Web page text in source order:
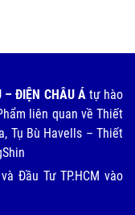
– ĐIỆN CHÂU Átự hào
liên quan về Thiết
Tụ Bù Havells – Thiết
Đầu Tư TP.HCM vào